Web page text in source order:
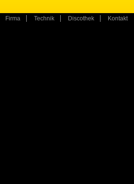
Firma Technik Discothek Kontakt